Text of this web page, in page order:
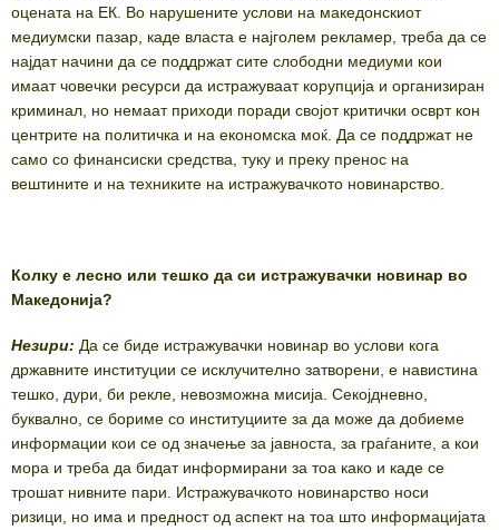
оцената на ЕК. Во нарушените услови на македонскиот
медиумски пазар, каде власта е најголем рекламер, треба да се
најдат начини да се поддржат сите слободни медиуми кои
имаат човечки ресурси да истражуваат корупција и организиран
криминал, но немаат приходи поради својот критички осврт кон
центрите на политичка и на економска моќ. Да се поддржат не
само со финансиски средства, туку и преку пренос на
вештините и на техниките на истражувачкото новинарство.
Колку е лесно или тешко да си истражувачки новинар во
Македонија?
Незири: Да се биде истражувачки новинар во услови кога
државните институции се исклучително затворени, е навистина
тешко, дури, би рекле, невозможна мисија. Секојдневно,
буквално, се бориме со институциите за да може да добиеме
информации кои се од значење за јавноста, за граѓаните, а кои
мора и треба да бидат информирани за тоа како и каде се
трошат нивните пари. Истражувачкото новинарство носи
ризици, но има и предност од аспект на тоа што информацијата